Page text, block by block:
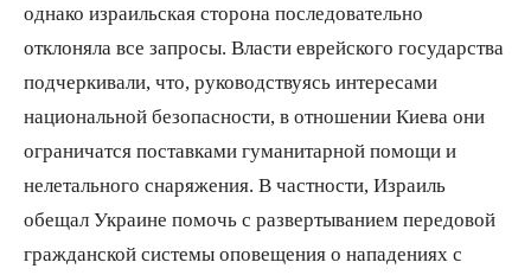
однако израильская сторона последовательно
отклоняла все запросы. Власти еврейского государства
подчеркивали, что, руководствуясь интересами
национальной безопасности, в отношении Киева они
ограничатся поставками гуманитарной помощи и
нелетального снаряжения. В частности, Израиль
обещал Украине помочь с развертыванием передовой
гражданской системы оповещения о нападениях с